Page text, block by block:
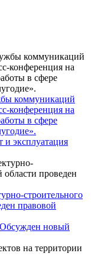
коммуникаций
конференция на
в сфере
и эксплуатация
строительного
правовой
Обсужден новый